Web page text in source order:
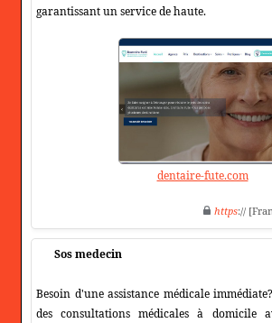
garantissant un service de haute.
dentaire-fute.com
https://
Sos medecin
Besoin d'une assistance médicale
des consultations médicales à domicile